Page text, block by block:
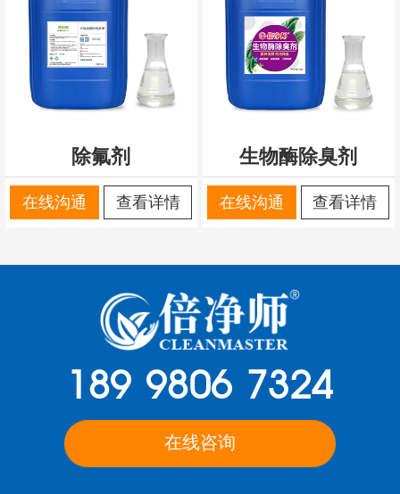
除氟剂
在线沟通 查看详情
生物酶除臭剂
在线沟通 查看详情
189 9806 7324
在线咨询